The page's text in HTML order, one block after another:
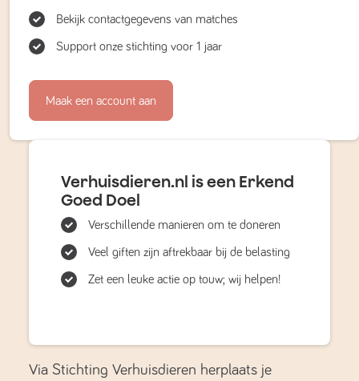
Bekijk contactgegevens van matches
Support onze stichting voor 1 jaar
Maak een account aan
Verhuisdieren.nl is een Erkend
Goed Doel
Verschillende manieren om te doneren
Veel giften zijn aftrekbaar bij de belasting
Zet een leuke actie op touw; wij helpen!
Via Stichting Verhuisdieren herplaats je